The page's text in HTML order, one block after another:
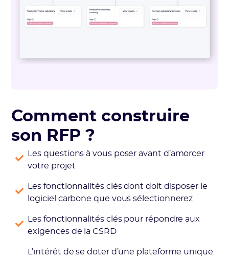
Comment construire
son RFP ?
Les questions à vous poser avant d’amorcer
votre projet
Les fonctionnalités clés dont doit disposer le
logiciel carbone que vous sélectionnerez
Les fonctionnalités clés pour répondre aux
exigences de la CSRD
L’intérêt de se doter d’une plateforme unique